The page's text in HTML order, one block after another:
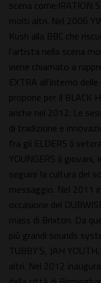
scena come:IRATION
molti altri. Nel 2006
Kush alla BBC che
l’artista nella scena
viene chiamato a
EXTRA all’interno
propone per Il BLACK
anche nel 2012. Le
di tradizione e
fra gli ELDERS (i
YOUNGERS (i
seguire la cultura del
messaggio. Nel 2011
occasione del
mass di Brixton. Da
più grandi sounds
TUBBY’S, JAH
altri. Nel 2012